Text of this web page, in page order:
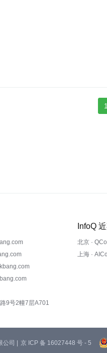
1
9号2幢7层A701
InfoQ
北京 ·
上海 ·
司 | 京 ICP 备 16027448 号 - 5